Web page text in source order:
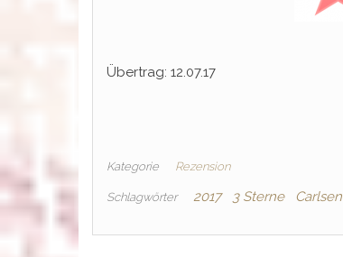
Übertrag: 12.07.17
Kategorie Rezension
Schlagwörter 2017 3 Sterne Carlsen